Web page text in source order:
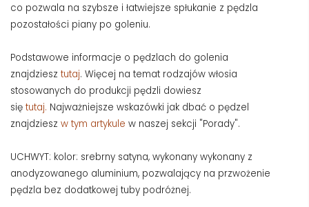
co pozwala na szybsze i łatwiejsze spłukanie z pędzla
pozostałości piany po goleniu.
Podstawowe informacje o pędzlach do golenia
znajdziesz tutaj. Więcej na temat rodzajów włosia
stosowanych do produkcji pędzli dowiesz
się tutaj. Najważniejsze wskazówki jak dbać o pędzel
znajdziesz w tym artykule w naszej sekcji "Porady".
UCHWYT: kolor: srebrny satyna, wykonany wykonany z
anodyzowanego aluminium, pozwalający na przwożenie
pędzla bez dodatkowej tuby podróżnej.